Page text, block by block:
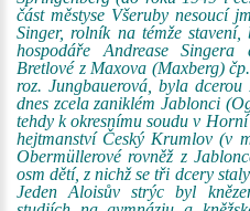
část městyse Všeruby nesoucí
Singer, rolník na témže
hospodáře Andrease
Bretlové z Maxova (Maxberg)
roz. Jungbauerová, byla
dnes zcela zaniklém Jablonci
tehdy k okresnímu soudu v
hejtmanství Český Krumlov (v
Obermüllerové rovněž z
osm dětí, z nichž se tři dcery
Jeden Aloisův strýc byl